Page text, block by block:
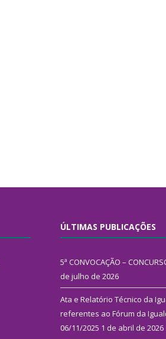
ÚLTIMAS PUBLICAÇÕES
5ª CONVOCAÇÃO –
de julho de 2026
Ata e Relatório Técnico da
referentes ao Fórum da
06/11/2025 1 de abril de 2026